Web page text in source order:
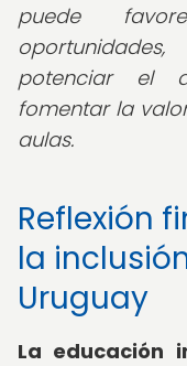
puede
potenciar el
fomentar la
aulas.
Reflexión
la
Uruguay
La educación